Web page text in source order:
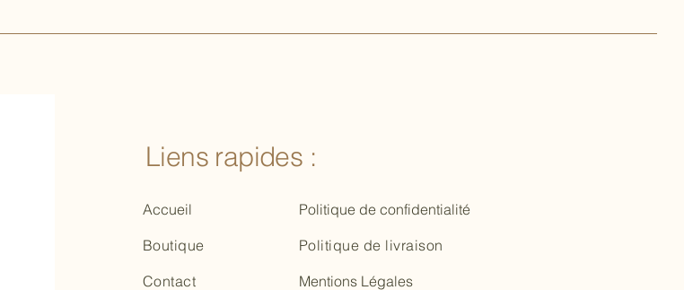
Liens rapides :
Accueil
Boutique
Contact
Politique de confidentialité
Politique de livraison
Mentions Légales